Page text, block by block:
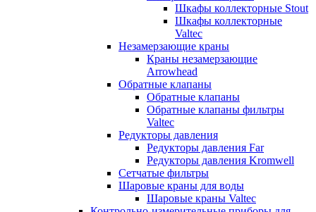
Шкафы коллекторные Stout
Шкафы коллекторные
Valtec
Незамерзающие краны
Краны незамерзающие
Arrowhead
Обратные клапаны
Обратные клапаны
Обратные клапаны фильтры
Valtec
Редукторы давления
Редукторы давления Far
Редукторы давления Kromwell
Сетчатые фильтры
Шаровые краны для воды
Шаровые краны Valtec